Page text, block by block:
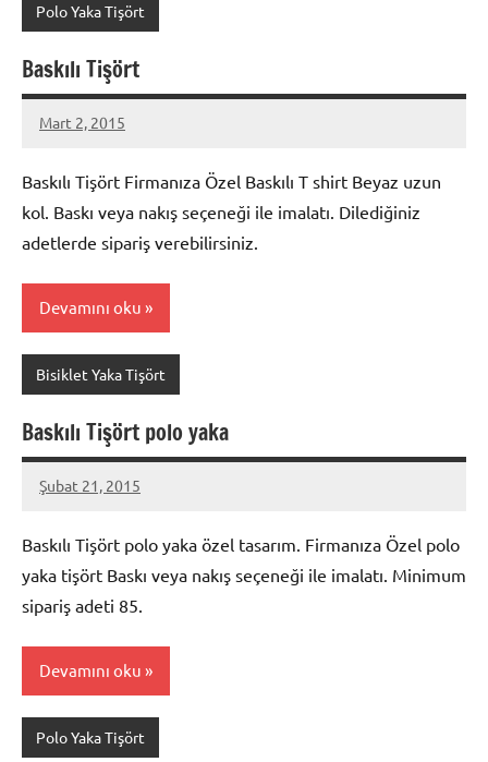
Polo Yaka Tişört
Baskılı Tişört
Mart 2, 2015
metindonmez
Baskılı Tişört Firmanıza Özel Baskılı T shirt Beyaz uzun
kol. Baskı veya nakış seçeneği ile imalatı. Dilediğiniz
adetlerde sipariş verebilirsiniz.
Devamını oku
Bisiklet Yaka Tişört
Baskılı Tişört polo yaka
Şubat 21, 2015
metindonmez
Baskılı Tişört polo yaka özel tasarım. Firmanıza Özel polo
yaka tişört Baskı veya nakış seçeneği ile imalatı. Minimum
sipariş adeti 85.
Devamını oku
Polo Yaka Tişört